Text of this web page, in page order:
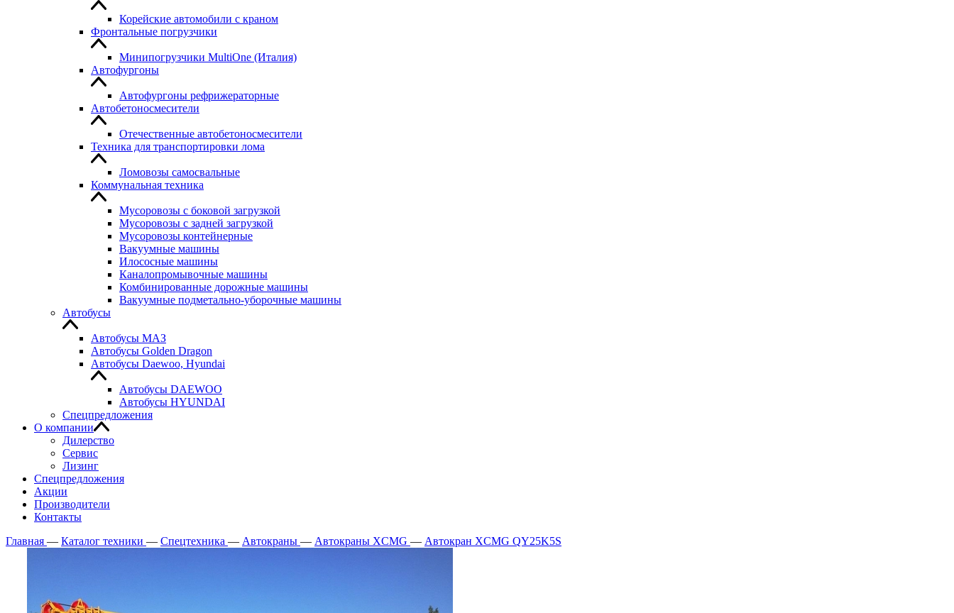
Корейские автомобили с краном
Фронтальные погрузчики
Минипогрузчики MultiOne (Италия)
Автофургоны
Автофургоны рефрижераторные
Автобетоносмесители
Отечественные автобетоносмесители
Техника для транспортировки лома
Ломовозы самосвальные
Коммунальная техника
Мусоровозы с боковой загрузкой
Мусоровозы с задней загрузкой
Мусоровозы контейнерные
Вакуумные машины
Илососные машины
Каналопромывочные машины
Комбинированные дорожные машины
Вакуумные подметально-уборочные машины
Автобусы
Автобусы МАЗ
Автобусы Golden Dragon
Автобусы Daewoo, Hyundai
Автобусы DAEWOO
Автобусы HYUNDAI
Спецпредложения
О компании
Дилерство
Сервис
Лизинг
Спецпредложения
Акции
Производители
Контакты
Главная — Каталог техники — Спецтехника — Автокраны — Автокраны XCMG — Автокран XCMG QY25K5S